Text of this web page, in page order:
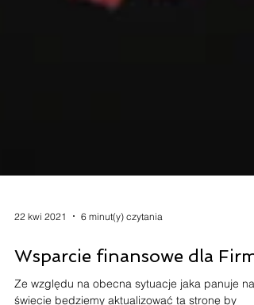
22 kwi 2021 6 minut(y) czytania